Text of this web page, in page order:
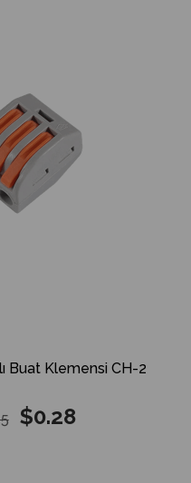
IC-272A Mandallı Buat Klemensi CH-213
$0.28